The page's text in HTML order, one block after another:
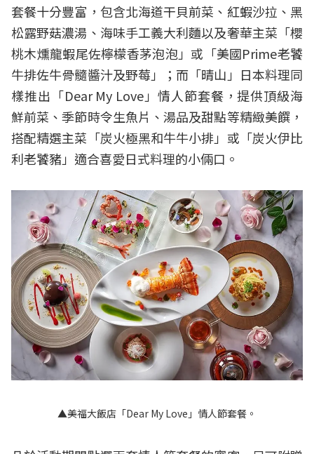
套餐十分豐富，包含北海道干貝前菜、紅蝦沙拉、黑
松露野菇濃湯、海味手工義大利麵以及奢華主菜「櫻
桃木燻龍蝦尾佐檸檬香茅泡泡」或「美國Prime老饕
牛排佐牛骨髓醬汁及野莓」；而「晴山」日本料理同
樣推出「Dear My Love」情人節套餐，提供頂級海
鮮前菜、季節時令生魚片、湯品及甜點等精緻美饌，
搭配精選主菜「炭火極黑和牛牛小排」或「炭火伊比
利老饕豬」適合喜愛日式料理的小倆口。
▲美福大飯店「Dear My Love」情人節套餐。